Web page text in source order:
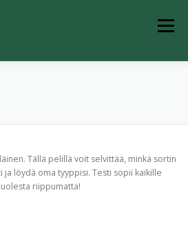
Valikko
KYLÄ
Tällä pelillä voit selvittää, minkä sortin
ja löydä oma tyyppisi. Testi sopii kaikille
riippumatta!